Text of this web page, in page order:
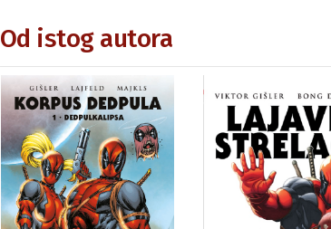
Od istog autora